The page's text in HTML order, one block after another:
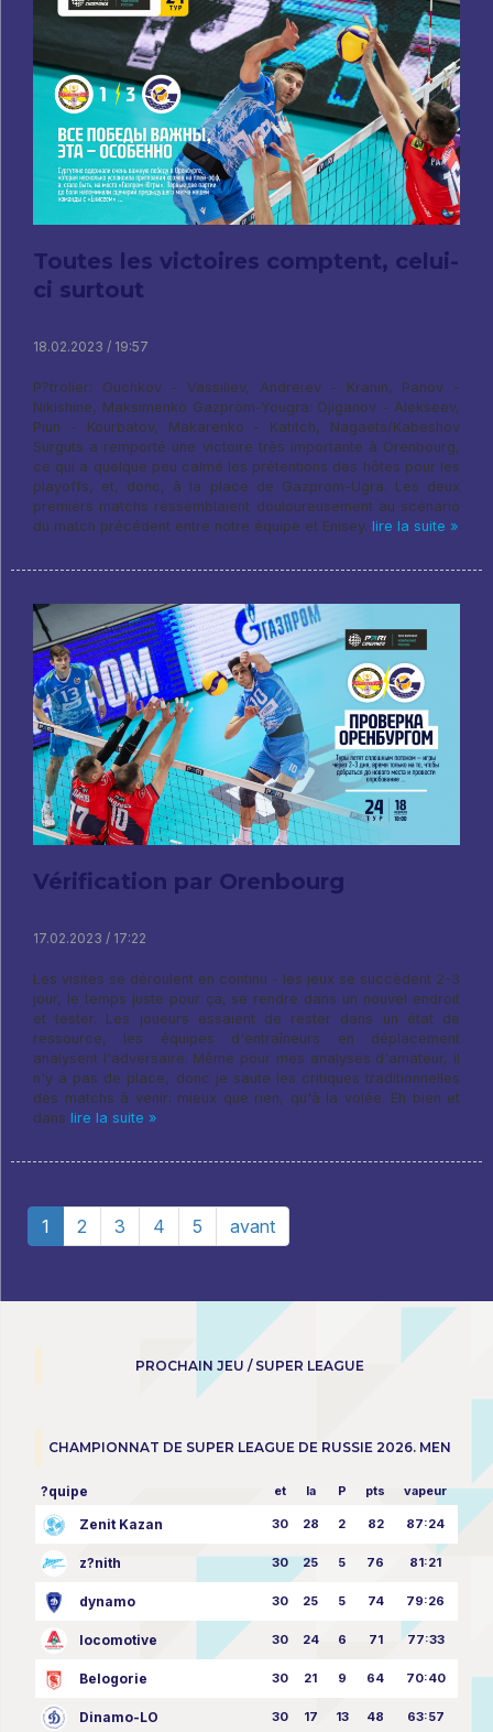
Toutes les victoires comptent, celui-
ci surtout
18.02.2023 / 19:57
P?trolier: Ouchkov - Vassiliev, Andreïev - Kranin, Panov -
Nikishine, Maksimenko Gazprom-Yougra: Ojiganov - Alekseev,
Piun - Kourbatov, Makarenko - Katitch, Nagaets/Kabeshov
Surguts a remporté une victoire très importante à Orenbourg,
ce qui a quelque peu calmé les prétentions des hôtes pour les
playoffs, et, donc, à la place de Gazprom-Ugra. Les deux
premiers matchs ressemblaient douloureusement au scénario
du match précédent entre notre équipe et Enisey. lire la suite »
Vérification par Orenbourg
17.02.2023 / 17:22
Les visites se déroulent en continu - les jeux se succèdent 2-3
jour, le temps juste pour ça, se rendre dans un nouvel endroit
et tester. Les joueurs essaient de rester dans un état de
ressource, les équipes d'entraîneurs en déplacement
analysent l'adversaire. Même pour mes analyses d'amateur, il
n'y a pas de place, donc je saute les critiques traditionnelles
des matchs à venir: mieux que rien, qu'à la volée. Eh bien et
dans lire la suite »
1 2 3 4 5 avant
PROCHAIN JEU / SUPER LEAGUE
CHAMPIONNAT DE SUPER LEAGUE DE RUSSIE 2026. MEN
?quipe et la P pts vapeur
Zenit Kazan 30 28 2 82 87:24
z?nith 30 25 5 76 81:21
dynamo 30 25 5 74 79:26
locomotive 30 24 6 71 77:33
Belogorie 30 21 9 64 70:40
Dinamo-LO 30 17 13 48 63:57